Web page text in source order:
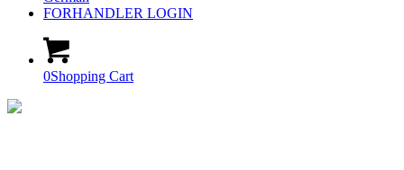
FORHANDLER LOGIN
0Shopping Cart